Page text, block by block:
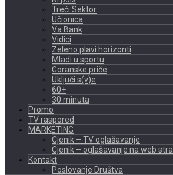
Treći Sektor
Učionica
Va Bank
Vidici
Zeleno plavi horizonti
Mladi u sportu
Goranske priče
Uključi s(v)e
60+
30 minuta
Promo
TV raspored
MARKETING
Cjenik – TV oglašavanje
Cjenik – oglašavanje na web
Kontakt
Poslovanje Društva